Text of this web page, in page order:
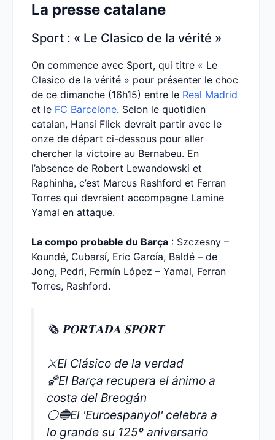
La presse catalane
Sport : « Le Clasico de la vérité »
On commence avec Sport, qui titre « Le
Clasico de la vérité » pour présenter le choc
de ce dimanche (16h15) entre le Real Madrid
et le FC Barcelone. Selon le quotidien
catalan, Hansi Flick devrait partir avec le
onze de départ ci-dessous pour aller
chercher la victoire au Bernabeu. En
l’absence de Robert Lewandowski et
Raphinha, c’est Marcus Rashford et Ferran
Torres qui devraient accompagne Lamine
Yamal en attaque.
La compo probable du Barça : Szczesny –
Koundé, Cubarsí, Eric García, Baldé – de
Jong, Pedri, Fermín López – Yamal, Ferran
Torres, Rashford.
🗞️ 𝐏𝐎𝐑𝐓𝐀𝐃𝐀 𝐒𝐏𝐎𝐑𝐓
⚔️El Clásico de la verdad
🏀El Barça recupera el ánimo a
costa del Breogán
⚪🔵El 'Euroespanyol' celebra a
lo grande su 125º aniversario